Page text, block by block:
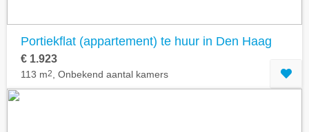
Portiekflat (appartement) te huur in Den Haag
€ 1.923
113 m2 , Onbekend aantal kamers